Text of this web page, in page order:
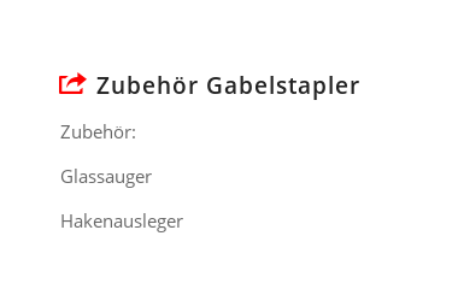
Zubehör Gabelstapler
Zubehör:
Glassauger
Hakenausleger